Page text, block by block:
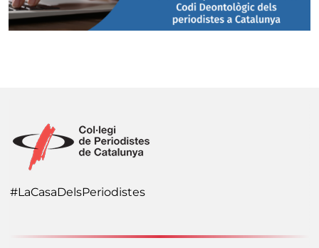
#LaCasaDelsPeriodistes